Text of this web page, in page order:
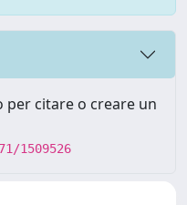
citare o creare un
1509526